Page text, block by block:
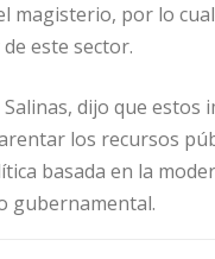
magisterio, por lo
este sector.
dijo que
los recursos
basada en la
gubernamental.